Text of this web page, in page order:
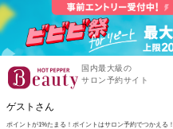
国内最大級の
サロン予約サイト
ゲストさん
ポイントが1%たまる！ ポイントはサロン予約でつかえる！